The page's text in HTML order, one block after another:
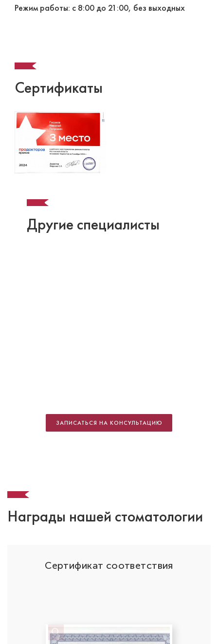
Режим работы: с 8:00 до 21:00, без выходных
Сертификаты
Другие специалисты
Стаж работы: 20 лет
ЗАПИСАТЬСЯ НА КОНСУЛЬТАЦИЮ
Награды нашей стоматологии
Сертификат соответствия